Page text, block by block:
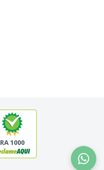
RA 1000